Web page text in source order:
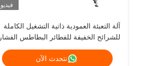
فيديو
آلة التعبئة العمودية ذاتية التشغيل الكاملة
للشرائح الخفيفة للفطائر البطاطس الفشار
الجمبرى النيتروجين معدات تعبئة رقائق
الجمبرى
نتحدث الآن